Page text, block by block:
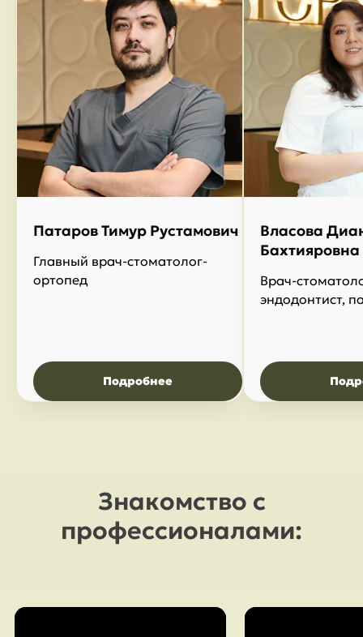
Патаров Тимур Рустамович
Главный врач-стоматолог-
ортопед
Подробнее
Власова
Бахтияровна
Врач-
эндодонтист,
Знакомство с
профессионалами: